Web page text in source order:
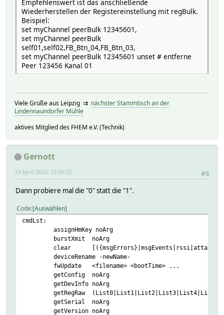
Empfehlenswert ist das anschließende
Wiederherstellen der Registereinstellung mit regBulk.
Beispiel:
set myChannel peerBulk 12345601,
set myChannel peerBulk
self01,self02,FB_Btn_04,FB_Btn_03,
set myChannel peerBulk 12345601 unset # entferne
Peer 123456 Kanal 01
Viele Grüße aus Leipzig ⇉ nächster Stammtisch an der
Lindennaundorfer Mühle
aktives Mitglied des FHEM e.V. (Technik)
Gernott
#6
13 April 2026, 12:09:22
Dann probiere mal die "0" statt die "1".
Code Auswählen
cmdLst:
assignHmKey noArg
burstXmit noArg
clear
deviceRename -newName-
fwUpdate <filename> <bootTime> ...
getConfig noArg
getDevInfo noArg
getRegRaw
getSerial noArg
getVersion noArg